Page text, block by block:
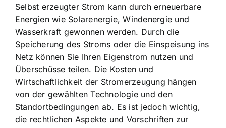
Selbst erzeugter Strom kann durch erneuerbare
Energien wie Solarenergie, Windenergie und
Wasserkraft gewonnen werden. Durch die
Speicherung des Stroms oder die Einspeisung ins
Netz können Sie Ihren Eigenstrom nutzen und
Überschüsse teilen. Die Kosten und
Wirtschaftlichkeit der Stromerzeugung hängen
von der gewählten Technologie und den
Standortbedingungen ab. Es ist jedoch wichtig,
die rechtlichen Aspekte und Vorschriften zur